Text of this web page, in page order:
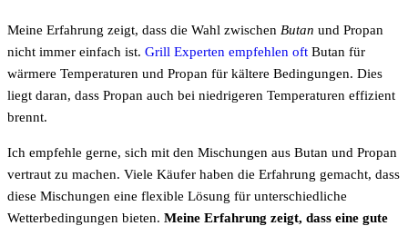
Meine Erfahrung zeigt, dass die Wahl zwischen Butan und Propan
nicht immer einfach ist. Grill Experten empfehlen oft Butan für
wärmere Temperaturen und Propan für kältere Bedingungen. Dies
liegt daran, dass Propan auch bei niedrigeren Temperaturen effizient
brennt.
Ich empfehle gerne, sich mit den Mischungen aus Butan und Propan
vertraut zu machen. Viele Käufer haben die Erfahrung gemacht, dass
diese Mischungen eine flexible Lösung für unterschiedliche
Wetterbedingungen bieten. Meine Erfahrung zeigt, dass eine gute